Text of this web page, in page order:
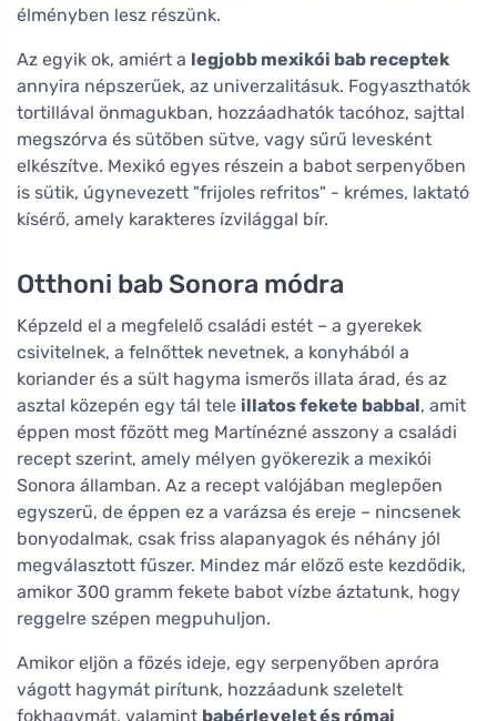
élményben lesz részünk.
Az egyik ok, amiért a legjobb mexikói bab receptek
annyira népszerűek, az univerzalitásuk. Fogyaszthatók
tortillával önmagukban, hozzáadhatók tacóhoz, sajttal
megszórva és sütőben sütve, vagy sűrű levesként
elkészítve. Mexikó egyes részein a babot serpenyőben
is sütik, úgynevezett "frijoles refritos" - krémes, laktató
kísérő, amely karakteres ízvilággal bír.
Otthoni bab Sonora módra
Képzeld el a megfelelő családi estét – a gyerekek
csivitelnek, a felnőttek nevetnek, a konyhából a
koriander és a sült hagyma ismerős illata árad, és az
asztal közepén egy tál tele illatos fekete babbal, amit
éppen most főzött meg Martínézné asszony a családi
recept szerint, amely mélyen gyökerezik a mexikói
Sonora államban. Az a recept valójában meglepően
egyszerű, de éppen ez a varázsa és ereje – nincsenek
bonyodalmak, csak friss alapanyagok és néhány jól
megválasztott fűszer. Mindez már előző este kezdődik,
amikor 300 gramm fekete babot vízbe áztatunk, hogy
reggelre szépen megpuhuljon.
Amikor eljön a főzés ideje, egy serpenyőben apróra
vágott hagymát pirítunk, hozzáadunk szeletelt
fokhagymát, valamint babérlevelet és római